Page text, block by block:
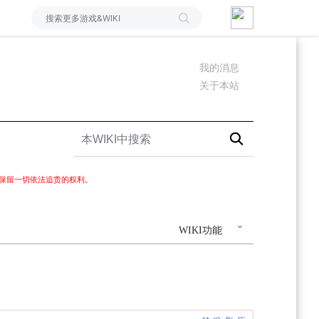
我的消息
关于本站
一切依法追责的权利。
WIKI功能